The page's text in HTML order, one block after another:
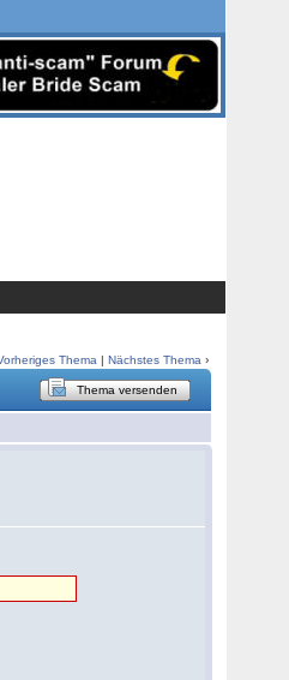
Thema |Nächstes Thema ›
Thema versenden